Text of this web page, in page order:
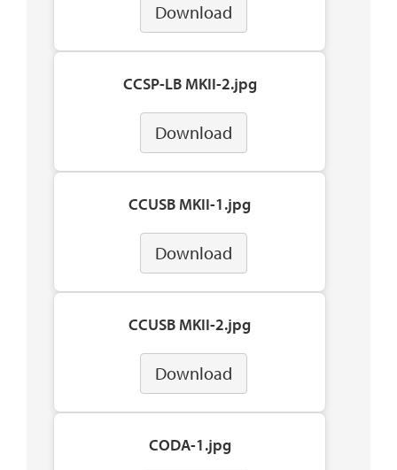
Download
CCSP-LB MKII-2.jpg
Download
CCUSB MKII-1.jpg
Download
CCUSB MKII-2.jpg
Download
CODA-1.jpg